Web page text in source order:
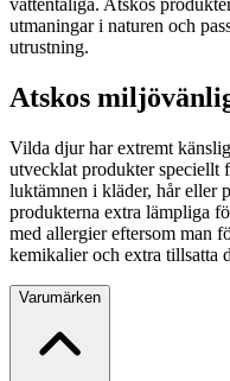
utmaningar i naturen och
utrustning.
Atskos
Vilda djur har extremt
utvecklat produkter speciellt
luktämnen i kläder, hår eller
produkterna extra lämpliga
med allergier eftersom man
kemikalier och extra tillsatta
Varumärken